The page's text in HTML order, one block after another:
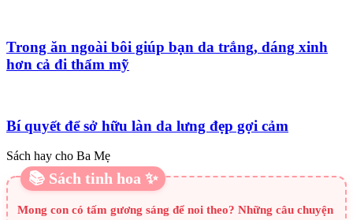
Trong ăn ngoài bôi giúp bạn da trắng, dáng xinh
hơn cả đi thẩm mỹ
Bí quyết để sở hữu làn da lưng đẹp gợi cảm
Sách hay cho Ba Mẹ
📚 Sách tinh hoa ✨
Mong con có tấm gương sáng để noi theo? Những câu chuyện